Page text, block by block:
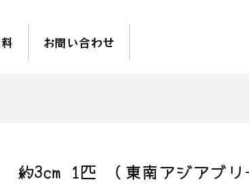
お問い合わせ
約3cm 1匹 （東南アジアブ